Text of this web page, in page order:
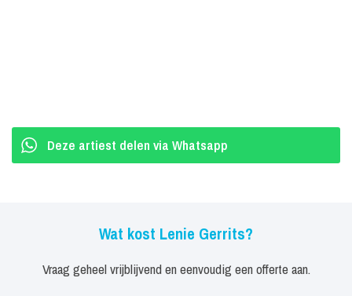
Deze artiest delen via Whatsapp
Wat kost Lenie Gerrits?
Vraag geheel vrijblijvend en eenvoudig een offerte aan.